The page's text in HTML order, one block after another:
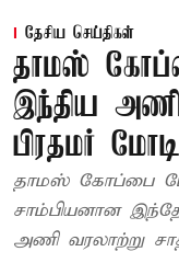
தேசிய செய்திகள்
தாமஸ்
இந்திய அணி
பிரதமர்
தாமஸ் கோப்பை
சாம்பியனான
அணி வரலாற்று